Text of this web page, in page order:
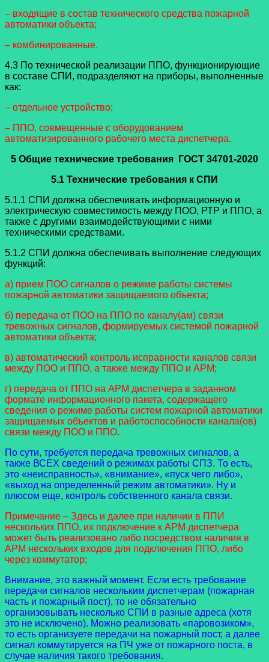
– входящие в состав технического средства пожарной
автоматики объекта;
– комбинированные.
4.3 По технической реализации ППО, функционирующие
в составе СПИ, подразделяют на приборы, выполненные
как:
– отдельное устройство;
– ППО, совмещенные с оборудованием
автоматизированного рабочего места диспетчера.
5 Общие технические требования ГОСТ 34701-2020
5.1 Технические требования к СПИ
5.1.1 СПИ должна обеспечивать информационную и
электрическую совместимость между ПОО, РТР и ППО, а
также с другими взаимодействующими с ними
техническими средствами.
5.1.2 СПИ должна обеспечивать выполнение следующих
функций:
а) прием ПОО сигналов о режиме работы системы
пожарной автоматики защищаемого объекта;
б) передача от ПОО на ППО по каналу(ам) связи
тревожных сигналов, формируемых системой пожарной
автоматики объекта;
в) автоматический контроль исправности каналов связи
между ПОО и ППО, а также между ППО и АРМ;
г) передача от ППО на АРМ диспетчера в заданном
формате информационного пакета, содержащего
сведения о режиме работы систем пожарной автоматики
защищаемых объектов и работоспособности канала(ов)
связи между ПОО и ППО.
По сути, требуется передача тревожных сигналов, а
также ВСЕХ сведений о режимах работы СПЗ. То есть,
это «неисправность», «внимание», «пуск чего либо»,
«выход на определенный режим автоматики». Ну и
плюсом еще, контроль собственного канала связи.
Примечание – Здесь и далее при наличии в ППИ
нескольких ППО, их подключение к АРМ диспетчера
может быть реализовано либо посредством наличия в
АРМ нескольких входов для подключения ППО, либо
через коммутатор;
Внимание, это важный момент. Если есть требование
передачи сигналов нескольким диспетчерам (пожарная
часть и пожарный пост), то не обязательно
организовывать несколько СПИ в разные адреса (хотя
это не исключено). Можно реализовать «паровозиком»,
то есть организуете передачи на пожарный пост, а далее
сигнал коммутируется на ПЧ уже от пожарного поста, в
случае наличия такого требования.